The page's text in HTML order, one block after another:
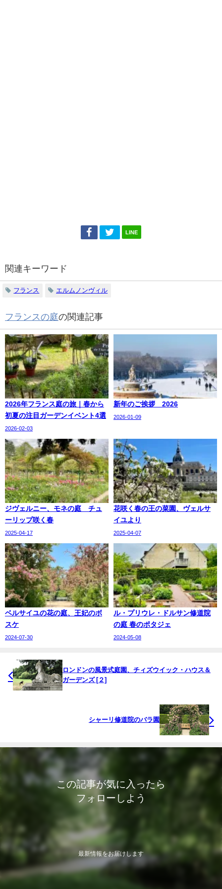
LINE
関連キーワード
フランス エルムノンヴィル
フランスの庭の関連記事
2026年フランス庭の旅｜春から
初夏の注目ガーデンイベント4選
2026-02-03
新年のご挨拶 2026
2026-01-09
ジヴェルニー、モネの庭 チュ
ーリップ咲く春
2025-04-17
花咲く春の王の菜園、ヴェルサ
イユより
2025-04-07
ベルサイユの花の庭、王妃のボ
スケ
2024-07-30
ル・プリウレ・ドルサン修道院
の庭 春のポタジェ
2024-05-08
ロンドンの風景式庭園、チィズウイック・ハウス＆
ガーデンズ [２]
シャーリ修道院のバラ園
この記事が気に入ったら
フォローしよう
最新情報をお届けします